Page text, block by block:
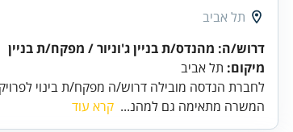
תל אביב
דרוש/ה: מהנדס/ת בניין ג'וניור / מפקח/ת בניין
מיקום: תל אביב
לחברת הנדסה מובילה דרוש/ה מפקח/ת בינוי
המשרה מתאימה גם למהנ... קרא עוד